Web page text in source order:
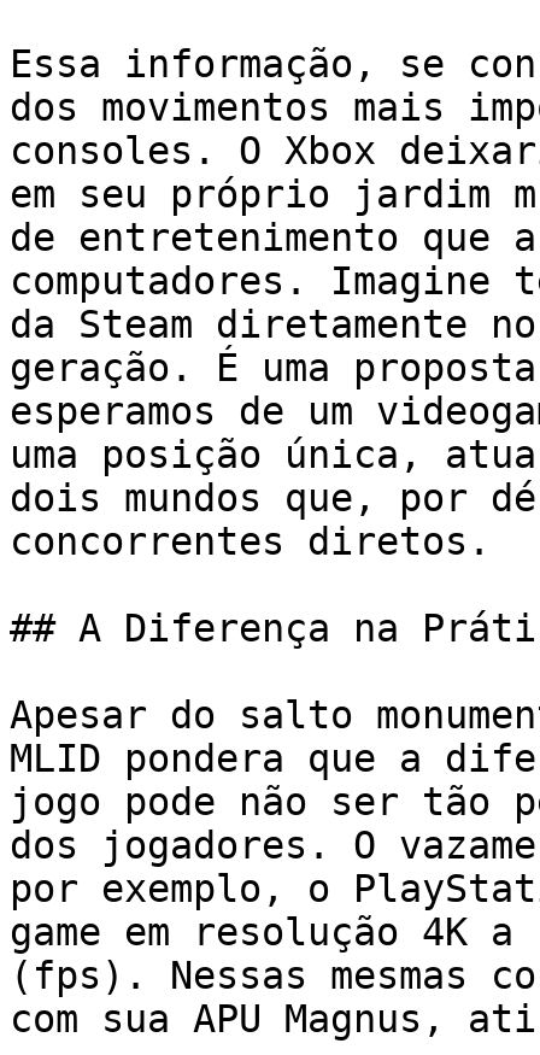
Essa informação, se
dos movimentos mais
consoles. O Xbox
em seu próprio jardim
de entretenimento que
computadores.
da Steam diretamente
geração. É uma
esperamos de um
uma posição única,
dois mundos que, por
concorrentes diretos.
## A Diferença na
Apesar do salto
MLID pondera que a
jogo pode não ser tão
dos jogadores. O
por exemplo, o
game em resolução 4K
(fps). Nessas mesmas
com sua APU Magnus,